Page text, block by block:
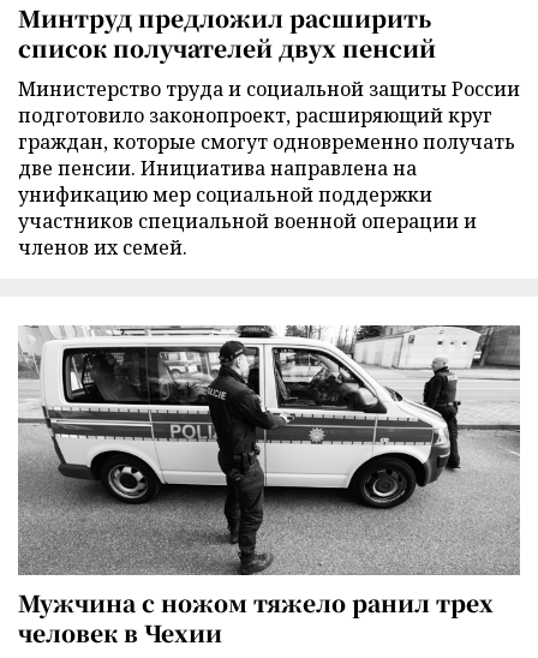
Минтруд предложил расширить
список получателей двух пенсий
Министерство труда и социальной защиты России
подготовило законопроект, расширяющий круг
граждан, которые смогут одновременно получать
две пенсии. Инициатива направлена на
унификацию мер социальной поддержки
участников специальной военной операции и
членов их семей.
Мужчина с ножом тяжело ранил трех
человек в Чехии